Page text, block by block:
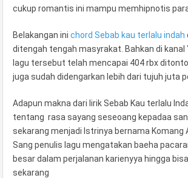
cukup romantis ini mampu memhipnotis
Belakangan ini chord Sebab kau terlalu indah
ditengah tengah masyrakat. Bahkan di kanal
lagu tersebut telah mencapai 404 rbx
juga sudah didengarkan lebih dari tujuh juta
Adapun makna dari lirik Sebab Kau terlalu
tentang rasa sayang seseoang kepadaa
sekarang menjadi Istrinya bernama Komang
Sang penulis lagu mengatakan baeha
besar dalam perjalanan karienyya hingga
sekarang